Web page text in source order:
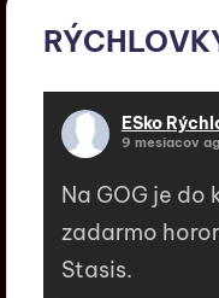
ESko
9 mesiacov
Na GOG je do
zadarmo
Stasis.